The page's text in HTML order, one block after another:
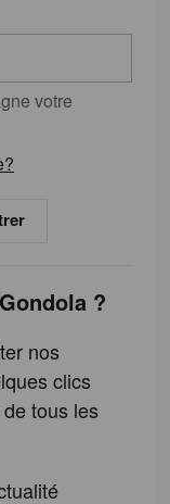
votre
?
nos
clics
tous les